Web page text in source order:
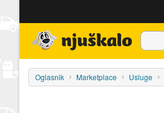
Oglasnik Marketplace Usluge